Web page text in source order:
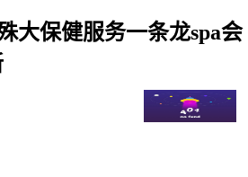
大保健服务一条龙spa会